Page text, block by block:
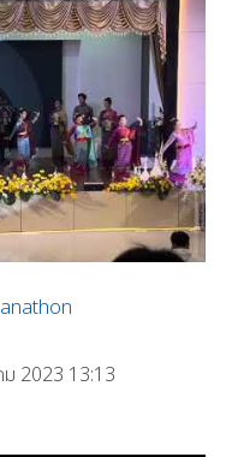
2023 13:13